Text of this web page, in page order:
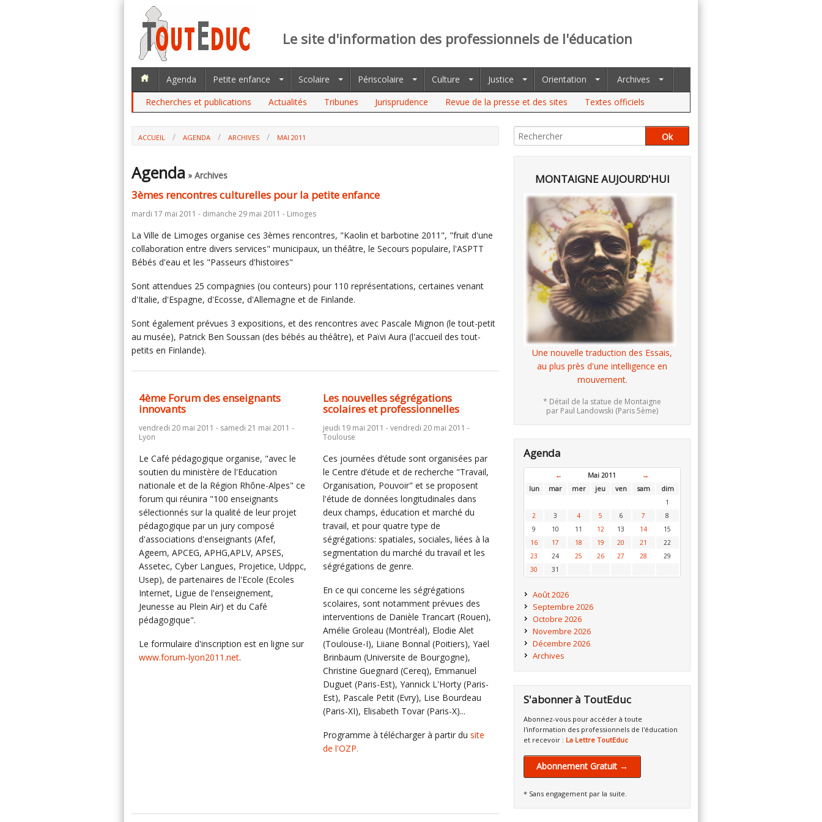
Le site d'information des professionnels de l'éducation
Agenda Petite enfance Scolaire Périscolaire Culture Justice Orientation
Archives
Recherches et publications
Actualités Tribunes Jurisprudence Revue de la presse et des sites Textes officiels
ACCUEIL AGENDA ARCHIVES MAI 2011
Agenda » Archives
3èmes rencontres culturelles pour la petite enfance
mardi 17 mai 2011 - dimanche 29 mai 2011 - Limoges
La Ville de Limoges organise ces 3èmes rencontres, "Kaolin et barbotine 2011", "fruit d'une
collaboration entre divers services" municipaux, un théâtre, le Secours populaire, l'ASPTT
Bébés d'eau et les "Passeurs d'histoires"
Sont attendues 25 compagnies (ou conteurs) pour 110 représentations, certaines venant
d'Italie, d'Espagne, d'Ecosse, d'Allemagne et de Finlande.
Sont également prévues 3 expositions, et des rencontres avec Pascale Mignon (le tout-petit
au musée), Patrick Ben Soussan (des bébés au théâtre), et Païvi Aura (l'accueil des tout-
petits en Finlande).
4ème Forum des enseignants
innovants
vendredi 20 mai 2011 - samedi 21 mai 2011 -
Lyon
Le Café pédagogique organise, "avec le
soutien du ministère de l'Education
nationale et de la Région Rhône-Alpes" ce
forum qui réunira "100 enseignants
sélectionnés sur la qualité de leur projet
pédagogique par un jury composé
d'associations d'enseignants (Afef,
Ageem, APCEG, APHG,APLV, APSES,
Assetec, Cyber Langues, Projetice, Udppc,
Usep), de partenaires de l'Ecole (Ecoles
Internet, Ligue de l'enseignement,
Jeunesse au Plein Air) et du Café
pédagogique".
Le formulaire d'inscription est en ligne sur
www.forum-lyon2011.net.
Les nouvelles ségrégations
scolaires et professionnelles
jeudi 19 mai 2011 - vendredi 20 mai 2011 -
Toulouse
Ces journées d’étude sont organisées par
le Centre d’étude et de recherche "Travail,
Organisation, Pouvoir" et se proposent
l'étude de données longitudinales dans
deux champs, éducation et marché du
travail, et pour quatre type de
ségrégations: spatiales, sociales, liées à la
segmentation du marché du travail et les
ségrégations de genre.
En ce qui concerne les ségrégations
scolaires, sont notamment prévues des
interventions de Danièle Trancart (Rouen),
Amélie Groleau (Montréal), Elodie Alet
(Toulouse-I), Liiane Bonnal (Poitiers), Yaël
Brinbaum (Universite de Bourgogne),
Christine Guegnard (Cereq), Emmanuel
Duguet (Paris-Est), Yannick L'Horty (Paris-
Est), Pascale Petit (Evry), Lise Bourdeau
(Paris-XI), Elisabeth Tovar (Paris-X)...
Programme à télécharger à partir du site
de l'OZP.
MONTAIGNE AUJOURD'HUI
Une nouvelle traduction des Essais,
au plus près d'une intelligence en
mouvement.
* Détail de la statue de Montaigne
par Paul Landowski (Paris 5ème)
Agenda
← Mai 2011
→
lun
mar mer jeu ven sam
dim
1
2
3 4 5 6 7
8
9
10 11 12 13 14
15
16
17 18 19 20 21
22
23
24 25 26 27 28
29
30
31
Août 2026
Septembre 2026
Octobre 2026
Novembre 2026
Décembre 2026
Archives
S'abonner à ToutEduc
Abonnez-vous pour accéder à toute
l'information des professionnels de l'éducation
et recevoir : La Lettre ToutEduc
Abonnement Gratuit →
* Sans engagement par la suite.